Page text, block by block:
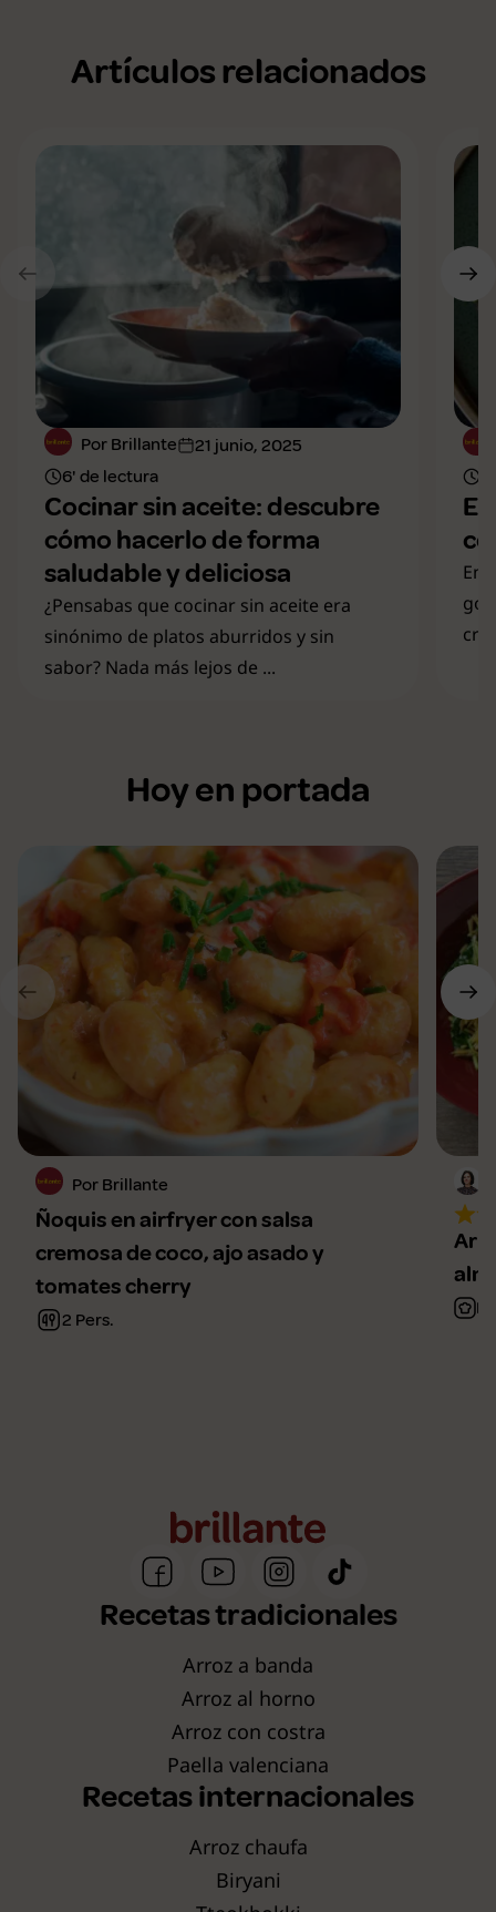
Artículos relacionados
Por Brillante
21 junio, 2025
6' de lectura
Cocinar sin aceite: descubre
cómo hacerlo de forma
saludable y deliciosa
¿Pensabas que cocinar sin aceite era
sinónimo de platos aburridos y sin
sabor? Nada más lejos de ...
El
En
Hoy en portada
Por Brillante
Ñoquis en airfryer con salsa
cremosa de coco, ajo asado y
tomates cherry
2 Pers.
Recetas tradicionales
Arroz a banda
Arroz al horno
Arroz con costra
Paella valenciana
Recetas internacionales
Arroz chaufa
Biryani